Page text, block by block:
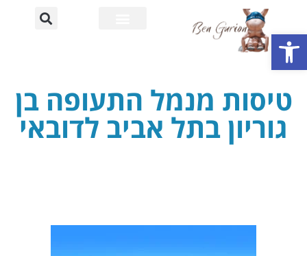
טיסות מנמל התעופה בן
גוריון בתל אביב לדובאי
פתח סרגל נגישות